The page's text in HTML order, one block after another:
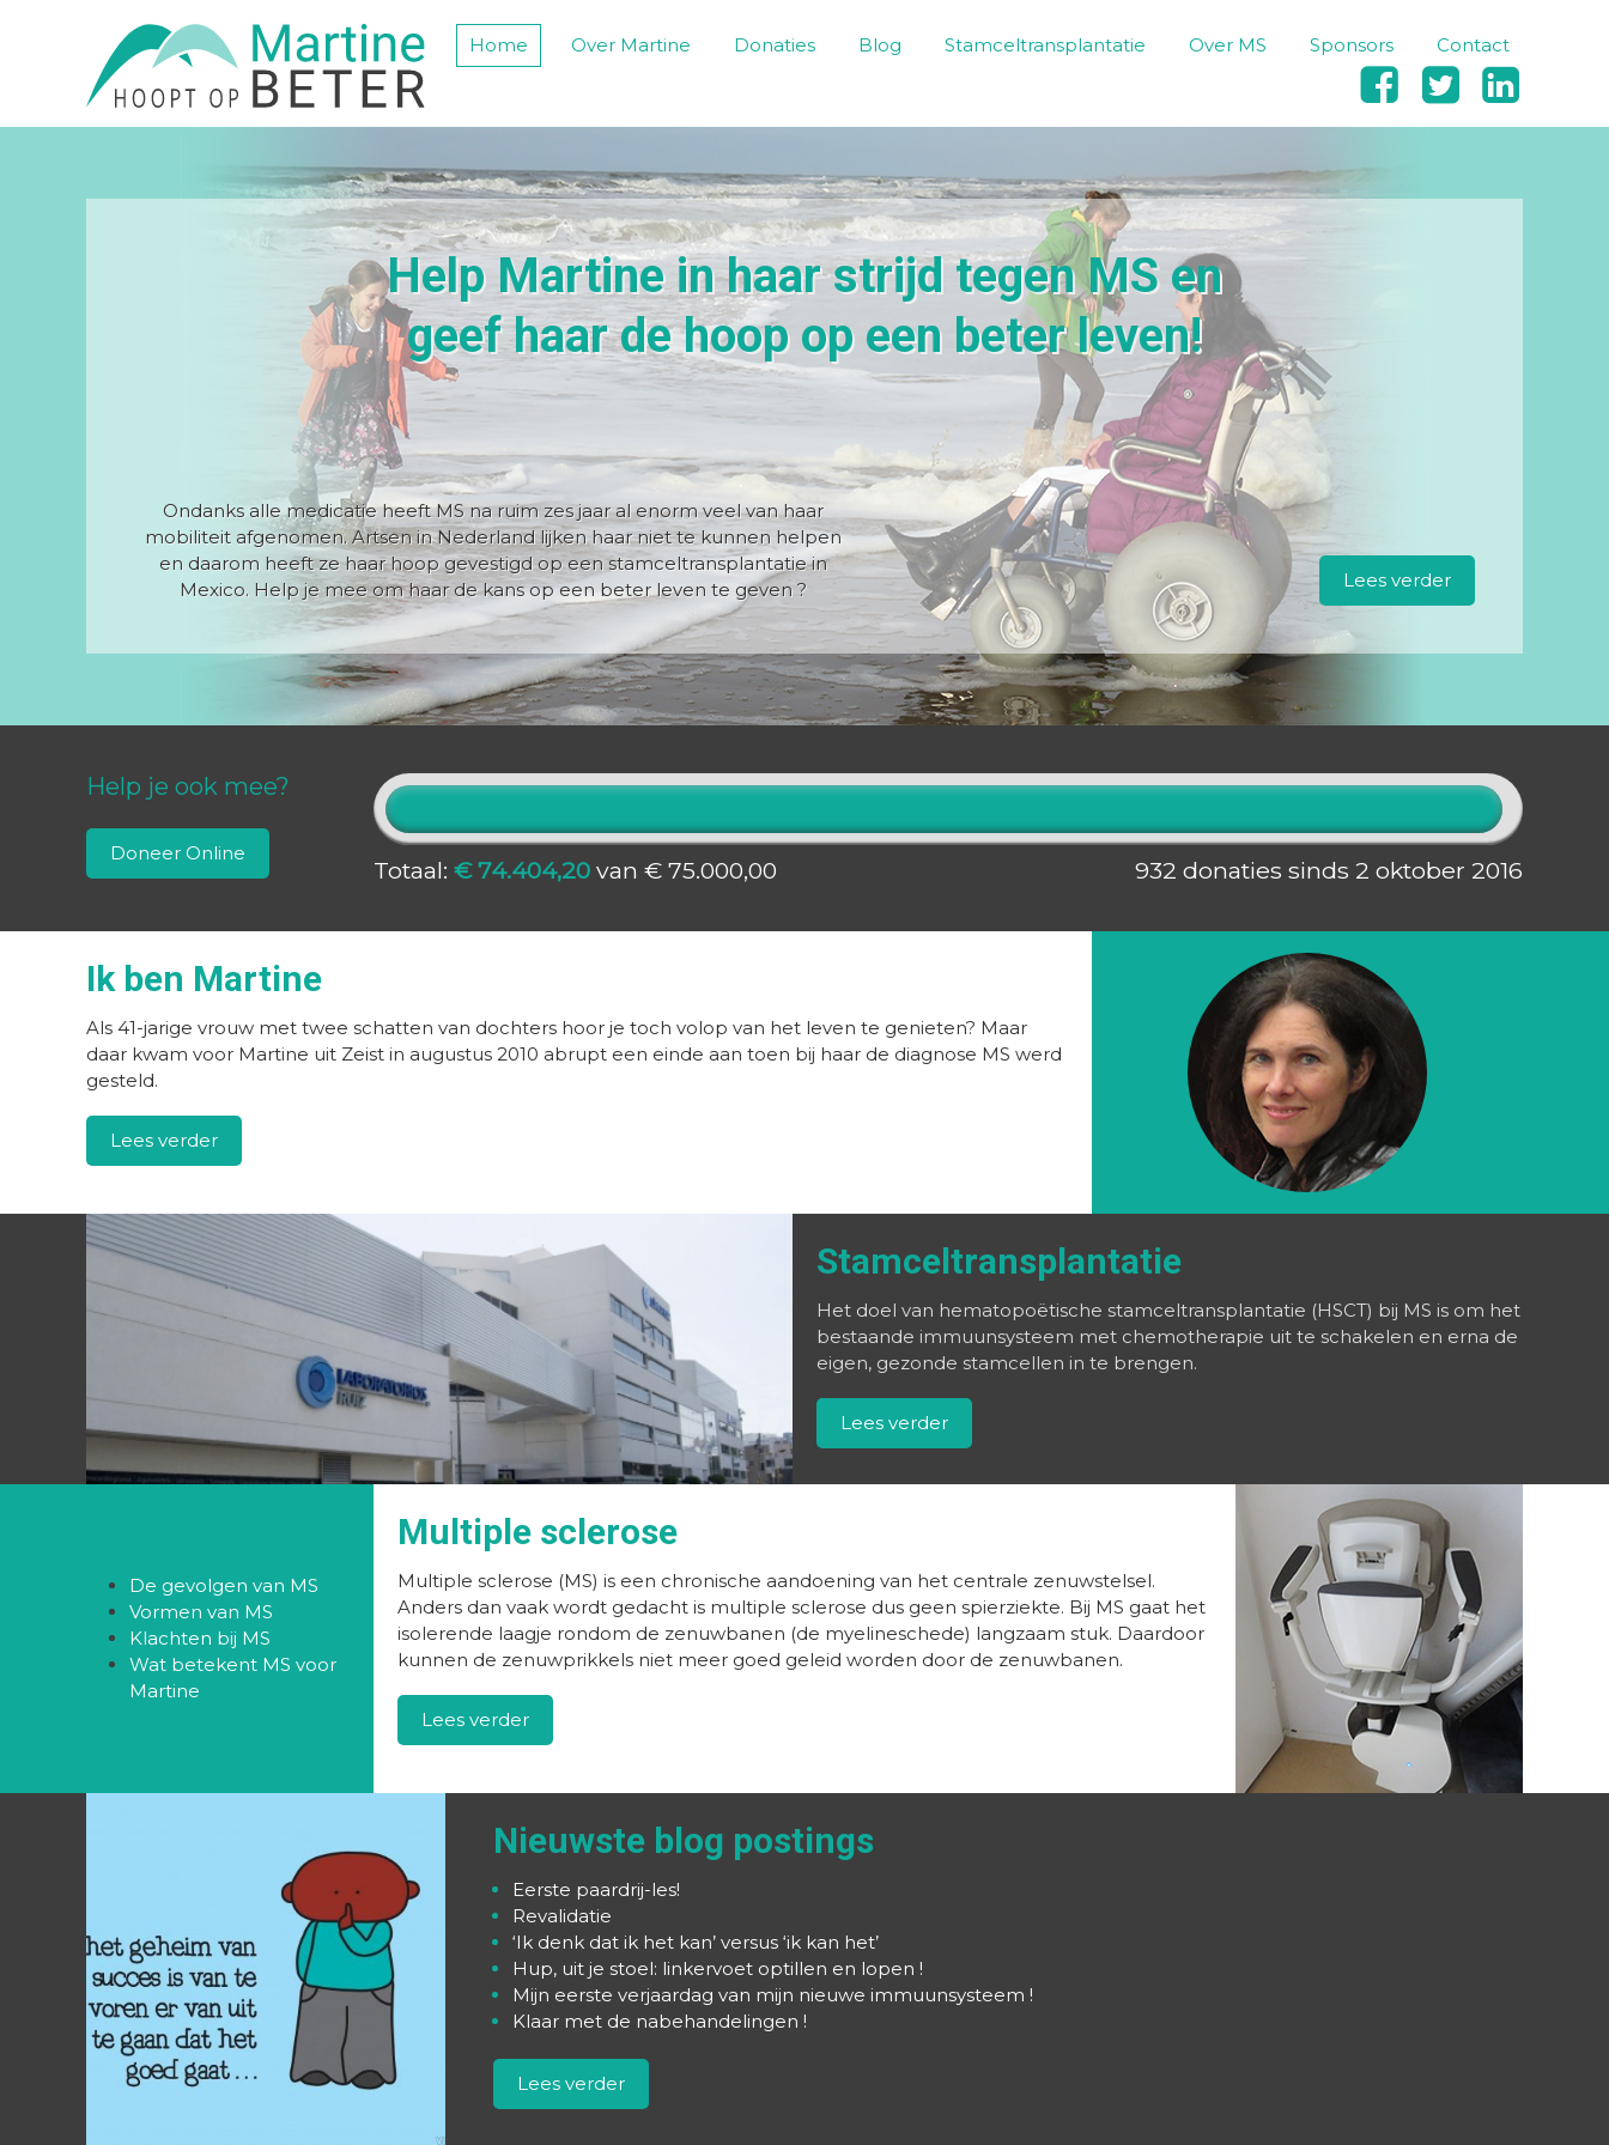
Home Over Martine Donaties Blog Stamceltransplantatie Over MS Sponsors Contact
  
Help Martine in haar strijd tegen MS en
geef haar de hoop op een beter leven!
Ondanks alle medicatie heeft MS na ruim zes jaar al enorm veel van haar
mobiliteit afgenomen. Artsen in Nederland lijken haar niet te kunnen helpen
en daarom heeft ze haar hoop gevestigd op een stamceltransplantatie in
Mexico. Help je mee om haar de kans op een beter leven te geven ?
Lees verder
Totaal: € 74.404,20 van € 75.000,00 932 donaties sinds 2 oktober 2016
Help je ook mee?
Doneer Online
Ik ben Martine
Als 41-jarige vrouw met twee schatten van dochters hoor je toch volop van het leven te genieten? Maar
daar kwam voor Martine uit Zeist in augustus 2010 abrupt een einde aan toen bij haar de diagnose MS werd
gesteld.
Lees verder
Stamceltransplantatie
Het doel van hematopoëtische stamceltransplantatie (HSCT) bij MS is om het
bestaande immuunsysteem met chemotherapie uit te schakelen en erna de
eigen, gezonde stamcellen in te brengen.
Lees verder
De gevolgen van MS
Vormen van MS
Klachten bij MS
Wat betekent MS voor
Martine
Multiple sclerose
Multiple sclerose (MS) is een chronische aandoening van het centrale zenuwstelsel.
Anders dan vaak wordt gedacht is multiple sclerose dus geen spierziekte. Bij MS gaat het
isolerende laagje rondom de zenuwbanen (de myelineschede) langzaam stuk. Daardoor
kunnen de zenuwprikkels niet meer goed geleid worden door de zenuwbanen.
Lees verder
Nieuwste blog postings
Eerste paardrij-les!
Revalidatie
‘Ik denk dat ik het kan’ versus ‘ik kan het’
Hup, uit je stoel: linkervoet optillen en lopen !
Mijn eerste verjaardag van mijn nieuwe immuunsysteem !
Klaar met de nabehandelingen !
Lees verder